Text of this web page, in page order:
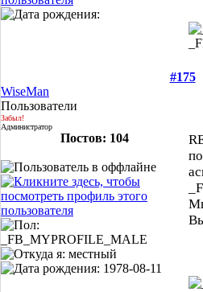
#175
WiseMan
Пользователи
Забыл!
Администратор
Постов: 104